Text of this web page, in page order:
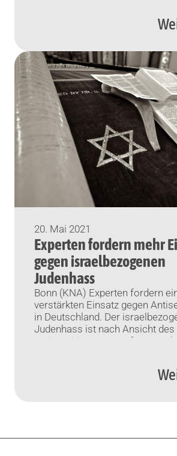
Parteien. In einem
Verweis […]
20. Mai 2021
Experten fordern mehr
gegen israelbezogenen
Judenhass
Bonn (KNA) Experten fordern
verstärkten Einsatz gegen
in Deutschland. Der
Judenhass ist nach Ansicht des
Antisemitismus-Beauftragten der
verbreitetste Form von
heute“. Den Zeitungen der
Demonstrationen wie […]